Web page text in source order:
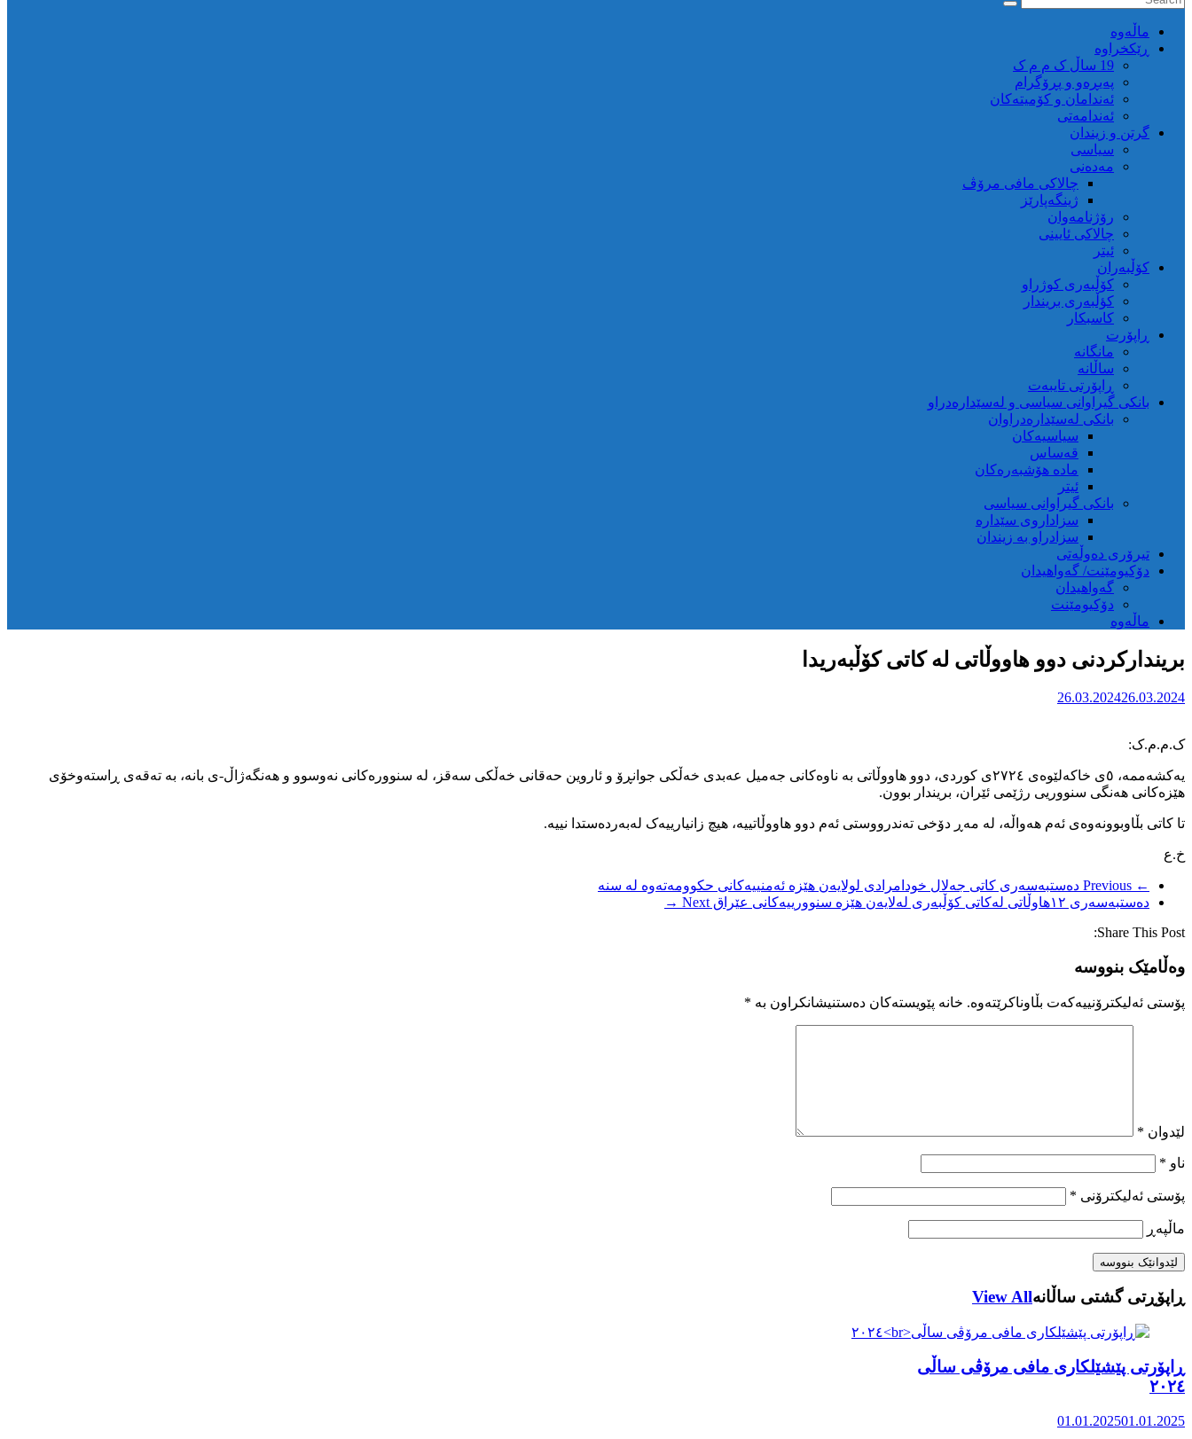
ماڵه‌وه‌
ڕێکخراوە
19 ساڵ ک م م ک
پەیڕەو و پڕۆگرام
ئەندامان و کۆمیتەکان
ئەندامەتی
گرتن و زیندان
سیاسی
مەدەنی
چالاکی مافی مرۆڤ
ژینگەپارێز
رۆژنامەوان
چالاکی ئایینی
ئیتر
کۆڵبەران
کۆڵبەری کوژراو
کؤڵبەری بریندار
کاسبکار
ڕاپۆرت
مانگانە
ساڵانە
ڕاپۆرتی تایبەت
بانکی گیراوانی سیاسی و لەسێدارەدراو
بانکی لەسێدارەدراوان
سیاسیەکان
قەساس
مادە هۆشبەرەکان
ئیتر
بانکی گیراوانی سیاسی
سزاداروی سێدارە
سزادراو بە زیندان
تیرۆری دەوڵەتی
دۆکیومێنت/ گەواهیدان
گەواهیدان
دۆکیومێنت
ماڵەوە
بریندارکردنی دوو هاووڵاتی له کاتی کۆڵبەریدا
26.03.202426.03.2024
ک.م.م.ک:
یەکشەممە، ٥ی خاکەلێوەی ٢٧٢٤ی کوردی، دوو هاووڵاتی بە ناوەکانی جەمیل عەبدی خەڵکی جوانڕۆ و ئاروین حەقانی خەڵکی سەقز، له سنوورەکانی نەوسوو و هەنگەژاڵ-ی بانە، بە تەقەی ڕاستەوخۆی
هێزەکانی هەنگی سنووریی رژێمی ئێران، بریندار بوون.
تا کاتی بڵاوبوونەوەی ئەم هەواڵە، له مەڕ دۆخی تەندرووستی ئەم دوو هاووڵاتییه، هیچ زانیارییەک لەبەردەستدا نییە.
خ.ع
← Previous
دەستبەسەری کاتی جەلال خودامرادی لولایەن هێزە ئەمنییەکانی حکوومەتەوە لە سنە
دەستبەسەری ١٢هاوڵاتی لەکاتی کۆڵبەری لەلایەن هێزە سنوورییەکانی عێراق
Next →
Share This Post:
وەڵامێک بنووسە
پۆستی ئەلیکترۆنییەکەت بڵاوناکرێتەوە. خانە پێویستەکان دەستنیشانکراون بە *
لێدوان *
ناو *
پۆستی ئەلیکترۆنی *
ماڵپه‌ڕ
ڕاپۆڕتی گشتی ساڵانهView All
ڕاپۆرتی پێشێلکاری مافی مرۆڤی ساڵی
٢٠٢٤
01.01.202501.01.2025